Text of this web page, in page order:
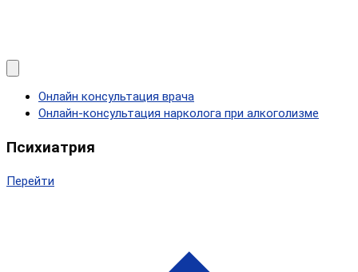
Онлайн консультация врача
Онлайн-консультация нарколога при алкоголизме
Психиатрия
Перейти